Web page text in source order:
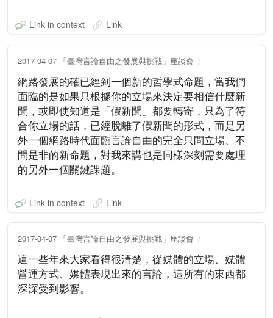
Link in context Link
2017-04-07 「臺灣言論自由之發展與挑戰」座談會
網路發展的確已經到一個新的哲學式命題，當我們
面臨的是如果只根據你的立場來決定要相信什麼新
聞，或即使知道是「假新聞」都要轉寄，只為了符
合你立場的話，已經脫離了假新聞的形式，而是另
外一個網路時代面臨言論自由的完全只問立場、不
問是非的新命題，對我來講也是同樣深刻需要處理
的另外一個關鍵課題。
Link in context Link
2017-04-07 「臺灣言論自由之發展與挑戰」座談會
這一些年來大家看得很清楚，從媒體的立場、媒體
營運方式、媒體表現出來的言論，這所有的東西都
深深受到影響。